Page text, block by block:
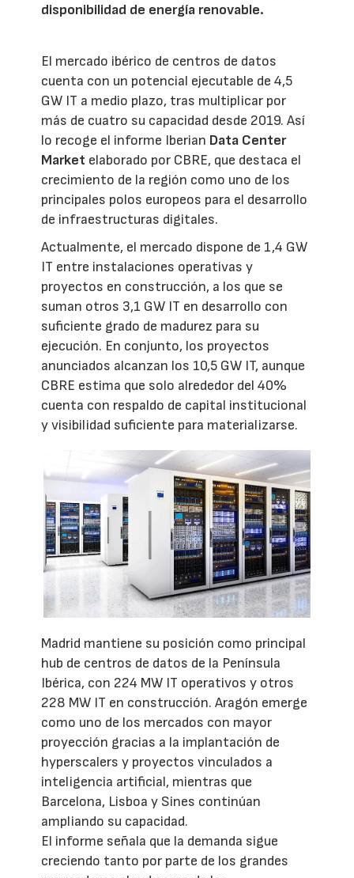
disponibilidad de energía renovable.
El mercado ibérico de centros de datos
cuenta con un potencial ejecutable de 4,5
GW IT a medio plazo, tras multiplicar por
más de cuatro su capacidad desde 2019. Así
lo recoge el informe Iberian Data Center
Market elaborado por CBRE, que destaca el
crecimiento de la región como uno de los
principales polos europeos para el desarrollo
de infraestructuras digitales.
Actualmente, el mercado dispone de 1,4 GW
IT entre instalaciones operativas y
proyectos en construcción, a los que se
suman otros 3,1 GW IT en desarrollo con
suficiente grado de madurez para su
ejecución. En conjunto, los proyectos
anunciados alcanzan los 10,5 GW IT, aunque
CBRE estima que solo alrededor del 40%
cuenta con respaldo de capital institucional
y visibilidad suficiente para materializarse.
Madrid mantiene su posición como principal
hub de centros de datos de la Península
Ibérica, con 224 MW IT operativos y otros
228 MW IT en construcción. Aragón emerge
como uno de los mercados con mayor
proyección gracias a la implantación de
hyperscalers y proyectos vinculados a
inteligencia artificial, mientras que
Barcelona, Lisboa y Sines continúan
ampliando su capacidad.
El informe señala que la demanda sigue
creciendo tanto por parte de los grandes